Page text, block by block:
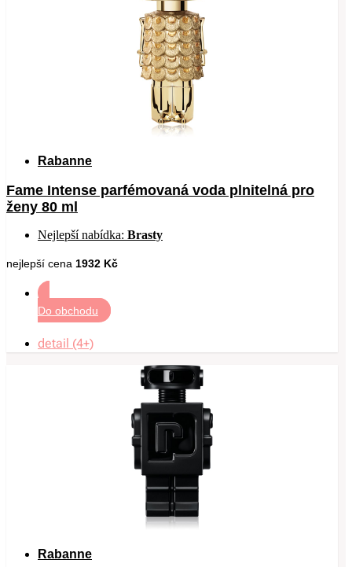
Rabanne
Fame Intense parfémovaná voda plnitelná pro
ženy 80 ml
Nejlepší nabídka: Brasty
nejlepší cena 1932 Kč
Do obchodu
detail (4+)
Rabanne